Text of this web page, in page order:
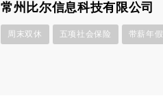
常州比尔信息科技有限公司
周末双休 五项社会保险 带薪年假